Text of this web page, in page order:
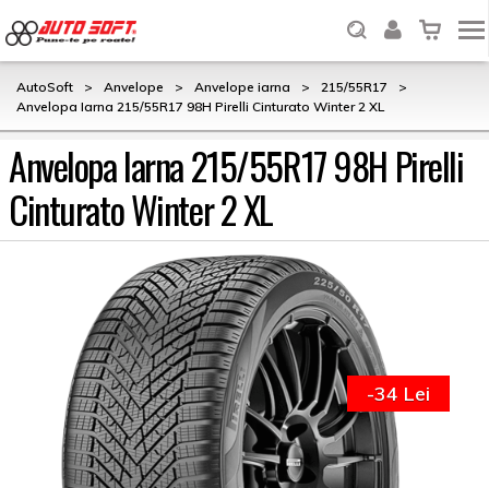
AutoSoft > Anvelope > Anvelope iarna > 215/55R17
>
Anvelopa Iarna 215/55R17 98H Pirelli Cinturato Winter 2 XL
Anvelopa Iarna 215/55R17 98H Pirelli
Cinturato Winter 2 XL
-34 Lei